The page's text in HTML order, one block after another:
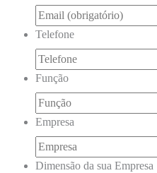
Telefone
Função
Empresa
Dimensão da sua Empresa